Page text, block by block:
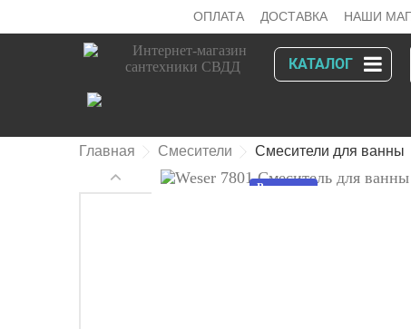
ОПЛАТА ДОСТАВКА НАШИ
КАТАЛОГ
Главная Смесители Смесители для ванны
В наличии